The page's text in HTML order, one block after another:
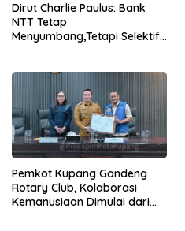
Dirut Charlie Paulus: Bank
NTT Tetap
Menyumbang,Tetapi Selektif
Pemkot Kupang Gandeng
Rotary Club, Kolaborasi
Kemanusiaan Dimulai dari